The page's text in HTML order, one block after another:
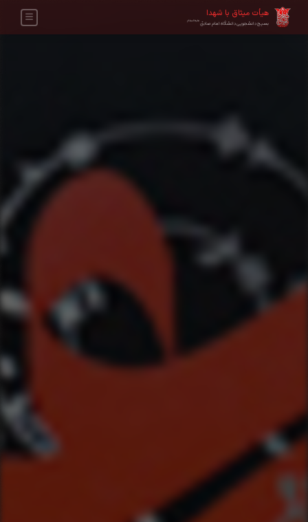
هیأت میثاق با شهدا
بسیج دانشجویی دانشگاه امام صادقعلیه‌السلام